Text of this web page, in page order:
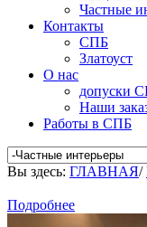
Частные
Контакты
СПБ
Златоуст
О нас
допуски
Наши
Работы в СПБ
Вы здесь: ГЛАВНАЯ/
Подробнее